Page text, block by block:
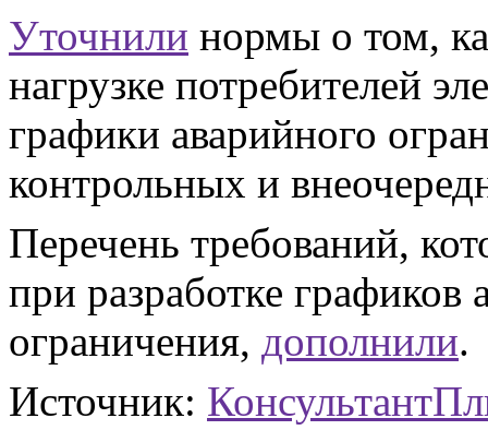
Уточнили нормы о том,
нагрузке потребителей
графики аварийного
контрольных и
Перечень требований,
при разработке графиков
ограничения, дополнили.
Источник: